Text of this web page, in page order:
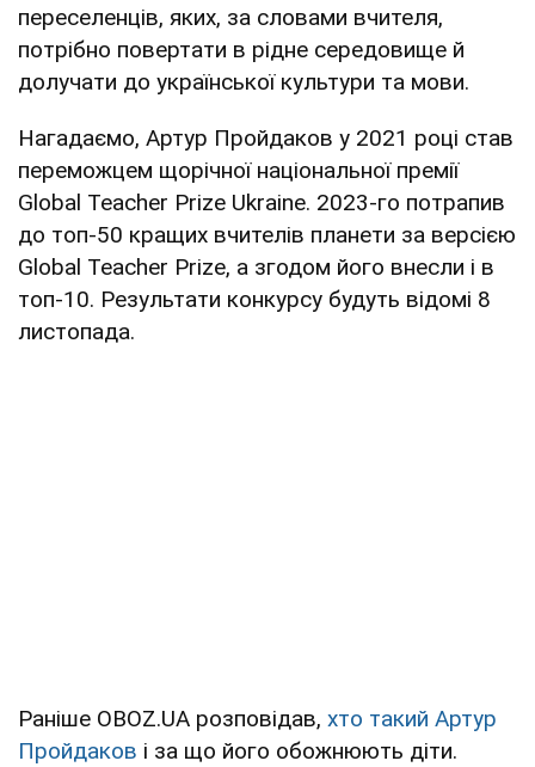
переселенців, яких, за словами вчителя,
потрібно повертати в рідне середовище й
долучати до української культури та мови.
Нагадаємо, Артур Пройдаков у 2021 році став
переможцем щорічної національної премії
Global Teacher Prize Ukraine. 2023-го потрапив
до топ-50 кращих вчителів планети за версією
Global Teacher Prize, а згодом його внесли і в
топ-10. Результати конкурсу будуть відомі 8
листопада.
Раніше OBOZ.UA розповідав, хто такий Артур
Пройдаков і за що його обожнюють діти.